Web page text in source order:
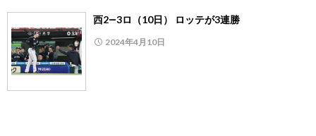
西2―3ロ（10日） ロッテが3連勝
2024年4月10日